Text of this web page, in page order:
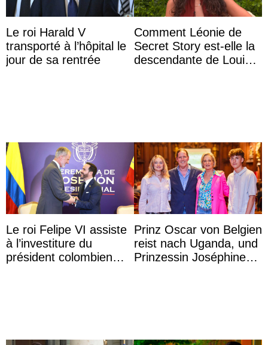
Le roi Harald V
transporté à l’hôpital le
jour de sa rentrée
Comment Léonie de
Secret Story est-elle la
descendante de Louis
Le roi Felipe VI assiste
à l’investiture du
président colombien
Prinz Oscar von Belgien
reist nach Uganda, und
Prinzessin Joséphine